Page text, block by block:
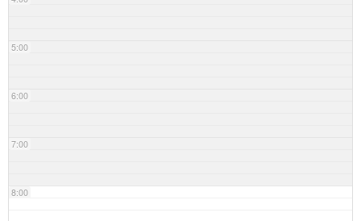
5:00
6:00
7:00
8:00